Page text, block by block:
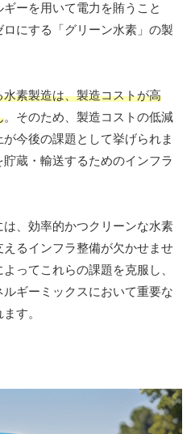
ーを用いて電力を賄うこと
にする「グリーン水素」の製
水素製造は、製造コストが高
。そのため、製造コストの低減
今後の課題として挙げられま
蔵・輸送するためのインフラ
、効率的かつクリーンな水素
るインフラ整備が欠かせませ
ってこれらの課題を克服し、
ギーミックスにおいて重要な
す。